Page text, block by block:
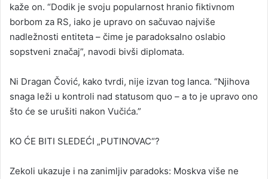
kaže on. “Dodik je svoju popularnost hranio fiktivnom
borbom za RS, iako je upravo on sačuvao najviše
nadležnosti entiteta – čime je paradoksalno oslabio
sopstveni značaj”, navodi bivši diplomata.
Ni Dragan Čović, kako tvrdi, nije izvan tog lanca. “Njihova
snaga leži u kontroli nad statusom quo – a to je upravo ono
što će se urušiti nakon Vučića.”
KO ĆE BITI SLEDEĆI „PUTINOVAC“?
Zekoli ukazuje i na zanimljiv paradoks: Moskva više ne